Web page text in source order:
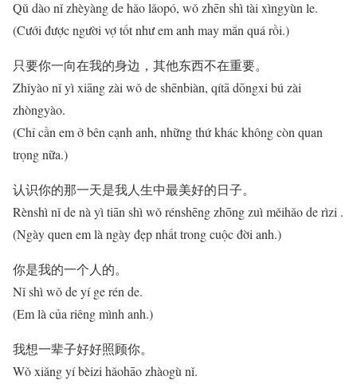
Qǔ dào nǐ zhèyàng de hǎo lǎopó, wǒ zhēn shì tài xìngyùn le.
(Cưới được người vợ tốt như em anh may mắn quá rồi.)
只要你一向在我的身边，其他东西不在重要。
Zhǐyào nǐ yì xiāng zài wǒ de shēnbiàn, qítā dōngxi bú zài
zhòngyào.
(Chỉ cần em ở bên cạnh anh, những thứ khác không còn quan
trọng nữa.)
认识你的那一天是我人生中最美好的日子。
Rènshì nǐ de nà yì tiān shì wǒ rénshēng zhōng zuì měihǎo de rìzi .
(Ngày quen em là ngày đẹp nhất trong cuộc đời anh.)
你是我的一个人的。
Nǐ shì wǒ de yí ge rén de.
(Em là của riêng mình anh.)
我想一辈子好好照顾你。
Wǒ xiǎng yí bèizi hǎohāo zhàogù nǐ.